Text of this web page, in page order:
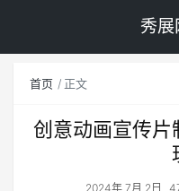
秀展
首页 正文
创意动画宣传片
2024年 7月 2日